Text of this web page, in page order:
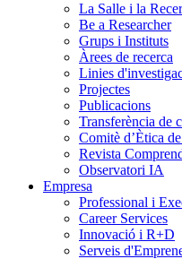
La Salle i la
Be a Researcher
Grups i Instituts
Àrees de recerca
Linies
Projectes
Publicacions
Transferència de
Comitè d’Ètica
Revista
Observatori IA
Empresa
Professional i
Career Services
Innovació i R+D
Serveis